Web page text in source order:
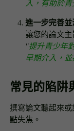
入，有助於青
進一步完善並
讓您的論文主
"提升青少年
早期介入，
常見的陷阱
撰寫論文聽起來
點失焦。